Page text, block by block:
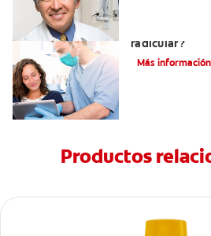
radicular?
Más información
Productos